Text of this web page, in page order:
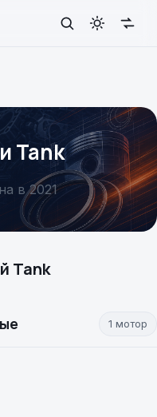
Tank
в 2021
Tank
1 мотор